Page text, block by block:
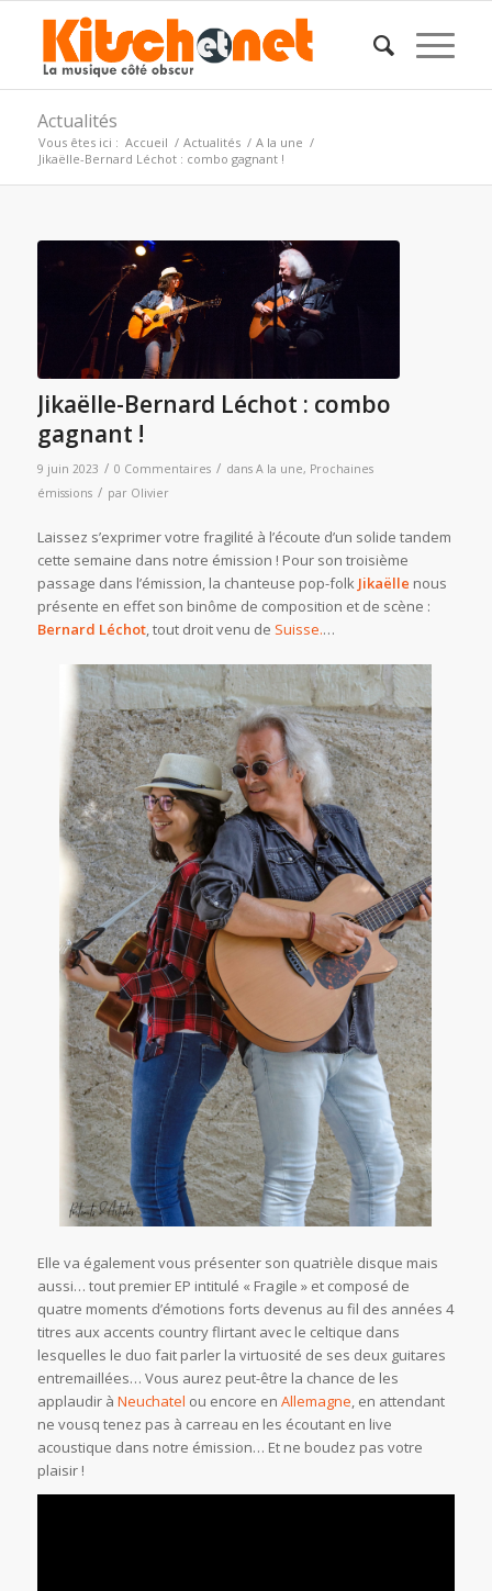
Actualités
Vous êtes ici : Accueil / Actualités / A la une /
Jikaëlle-Bernard Léchot : combo gagnant !
Jikaëlle-Bernard Léchot : combo
gagnant !
9 juin 2023 / 0 Commentaires / dans A la une, Prochaines
émissions / par Olivier
Laissez s’exprimer votre fragilité à l’écoute d’un solide tandem
cette semaine dans notre émission ! Pour son troisième
passage dans l’émission, la chanteuse pop-folk Jikaëlle nous
présente en effet son binôme de composition et de scène :
Bernard Léchot, tout droit venu de Suisse.…
Elle va également vous présenter son quatrièle disque mais
aussi… tout premier EP intitulé « Fragile » et composé de
quatre moments d’émotions forts devenus au fil des années 4
titres aux accents country flirtant avec le celtique dans
lesquelles le duo fait parler la virtuosité de ses deux guitares
entremaillées… Vous aurez peut-être la chance de les
applaudir à Neuchatel ou encore en Allemagne, en attendant
ne vousq tenez pas à carreau en les écoutant en live
acoustique dans notre émission… Et ne boudez pas votre
plaisir !